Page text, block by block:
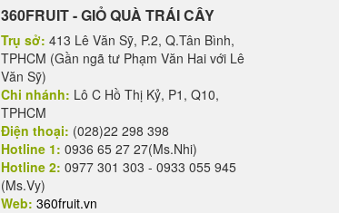
360FRUIT - GIỎ QUÀ TRÁI CÂY
Trụ sở: 413 Lê Văn Sỹ, P.2, Q.Tân Bình,
TPHCM (Gần ngã tư Phạm Văn Hai với Lê
Văn Sỹ)
Chi nhánh: Lô C Hồ Thị Kỷ, P1, Q10,
TPHCM
Điện thoại: (028)22 298 398
Hotline 1: 0936 65 27 27(Ms.Nhi)
Hotline 2: 0977 301 303 - 0933 055 945
(Ms.Vy)
Web: 360fruit.vn